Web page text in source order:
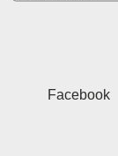
Facebook